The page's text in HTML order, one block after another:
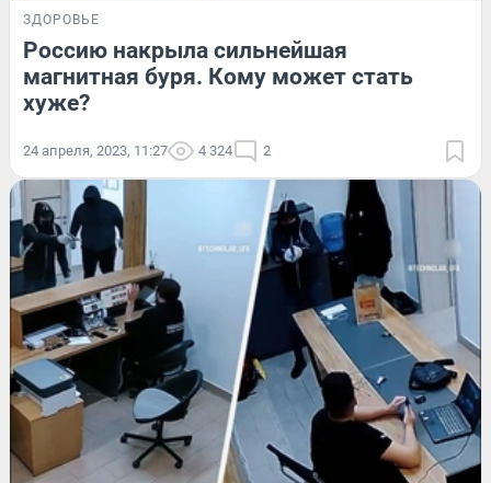
ЗДОРОВЬЕ
Россию накрыла сильнейшая
магнитная буря. Кому может стать
хуже?
24 апреля, 2023, 11:27 4 324 2